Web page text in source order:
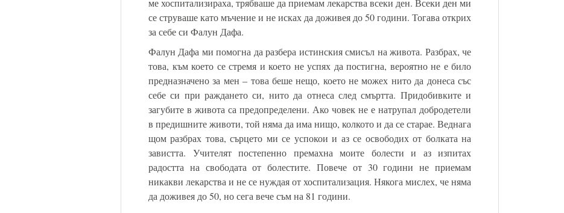
ме хоспитализираха, трябваше да приемам лекарства всеки ден. Всеки ден ми
се струваше като мъчение и не исках да доживея до 50 години. Тогава открих
за себе си Фалун Дафа.
Фалун Дафа ми помогна да разбера истинския смисъл на живота. Разбрах, че
това, към което се стремя и което не успях да постигна, вероятно не е било
предназначено за мен – това беше нещо, което не можех нито да донеса със
себе си при раждането си, нито да отнеса след смъртта. Придобивките и
загубите в живота са предопределени. Ако човек не е натрупал добродетели
в предишните животи, той няма да има нищо, колкото и да се старае. Веднага
щом разбрах това, сърцето ми се успокои и аз се освободих от болката на
завистта. Учителят постепенно премахна моите болести и аз изпитах
радостта на свободата от болестите. Повече от 30 години не приемам
никакви лекарства и не се нуждая от хоспитализация. Някога мислех, че няма
да доживея до 50, но сега вече съм на 81 години.